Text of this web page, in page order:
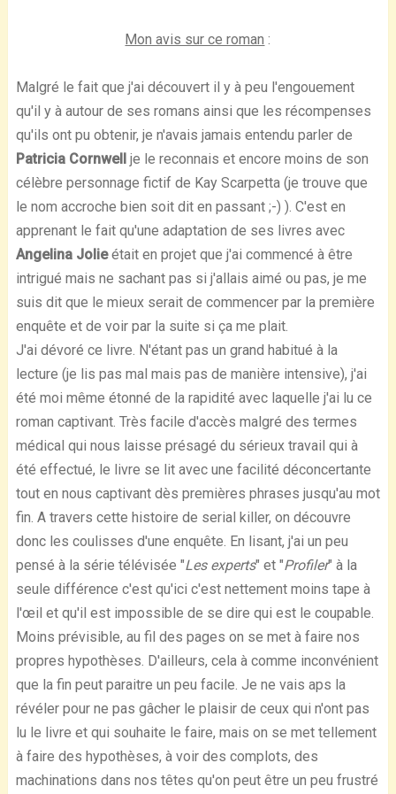
Mon avis sur ce roman :
Malgré le fait que j'ai découvert il y à peu l'engouement
qu'il y à autour de ses romans ainsi que les récompenses
qu'ils ont pu obtenir, je n'avais jamais entendu parler de
Patricia Cornwellje le reconnais et encore moins de son
célèbre personnage fictif de Kay Scarpetta (je trouve que
le nom accroche bien soit dit en passant ;-) ). C'est en
apprenant le fait qu'une adaptation de ses livres avec
Angelina Jolieétait en projet que j'ai commencé à être
intrigué mais ne sachant pas si j'allais aimé ou pas, je me
suis dit que le mieux serait de commencer par la première
enquête et de voir par la suite si ça me plait.
J'ai dévoré ce livre. N'étant pas un grand habitué à la
lecture (je lis pas mal mais pas de manière intensive), j'ai
été moi même étonné de la rapidité avec laquelle j'ai lu ce
roman captivant. Très facile d'accès malgré des termes
médical qui nous laisse présagé du sérieux travail qui à
été effectué, le livre se lit avec une facilité déconcertante
tout en nous captivant dès premières phrases jusqu'au mot
fin. A travers cette histoire de serial killer, on découvre
donc les coulisses d'une enquête. En lisant, j'ai un peu
pensé à la série télévisée "Les experts" et "Profiler" à la
seule différence c'est qu'ici c'est nettement moins tape à
l'œil et qu'il est impossible de se dire qui est le coupable.
Moins prévisible, au fil des pages on se met à faire nos
propres hypothèses. D'ailleurs, cela à comme inconvénient
que la fin peut paraitre un peu facile. Je ne vais aps la
révéler pour ne pas gâcher le plaisir de ceux qui n'ont pas
lu le livre et qui souhaite le faire, mais on se met tellement
à faire des hypothèses, à voir des complots, des
machinations dans nos têtes qu'on peut être un peu frustré